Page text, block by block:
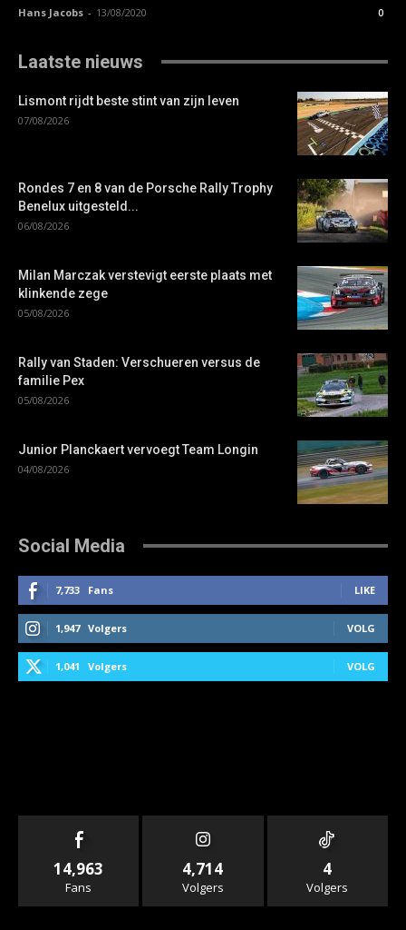
Hans Jacobs - 13/08/2020 0
Laatste nieuws
Lismont rijdt beste stint van zijn leven
07/08/2026
Rondes 7 en 8 van de Porsche Rally Trophy
Benelux uitgesteld...
06/08/2026
Milan Marczak verstevigt eerste plaats met
klinkende zege
05/08/2026
Rally van Staden: Verschueren versus de
familie Pex
05/08/2026
Junior Planckaert vervoegt Team Longin
04/08/2026
Social Media
7,733 Fans LIKE
1,947 Volgers VOLG
1,041 Volgers VOLG
14,963
Fans
4,714
Volgers
4
Volgers